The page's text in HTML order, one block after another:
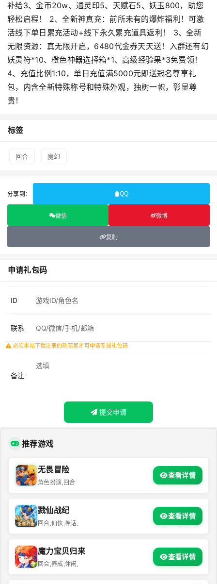
补给3、金币20w、通灵印5、天赋石5、妖玉800，助您
轻松启程！ 2、全新神真充：前所未有的爆炸福利！可激
活线下单日累充活动+线下永久累充道具返利！ 3、全新
无限资源：真无限开启，6480代金券天天送！入群还有幻
妖灵符*10、橙色神器选择箱*1、高级经验果*3免费领！
4、充值比例1:10，单日充值满5000元即送冠名尊享礼
包，内含全新特殊称号和特殊外观，独树一帜，彰显尊
贵！
标签
回合 魔幻
分享到： QQ
微信 微博
复制
申请礼包码
ID
联系
必须本站下载注册的新玩家才可申请专属礼包码
备注
提交申请
推荐游戏
无畏冒险
角色扮演,回合
查看详情
戮仙战纪
回合,仙侠,神话,
查看详情
魔力宝贝归来
回合,养成,休闲,
查看详情